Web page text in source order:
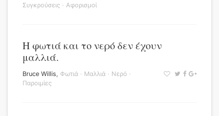
Συγκρούσεις · Αφορισμοί
Η φωτιά και το νερό δεν έχουν
μαλλιά.
Bruce Willis, Φωτιά · Μαλλιά · Νερό ·
Παροιμίες